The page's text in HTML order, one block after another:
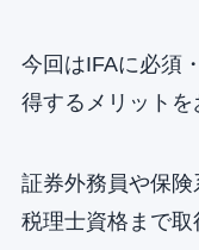
今回はIFAに必須
得するメリットを
証券外務員や保
税理士資格まで取